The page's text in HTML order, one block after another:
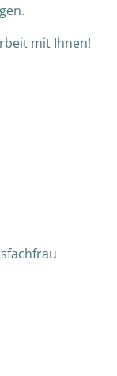
mit Ihnen!